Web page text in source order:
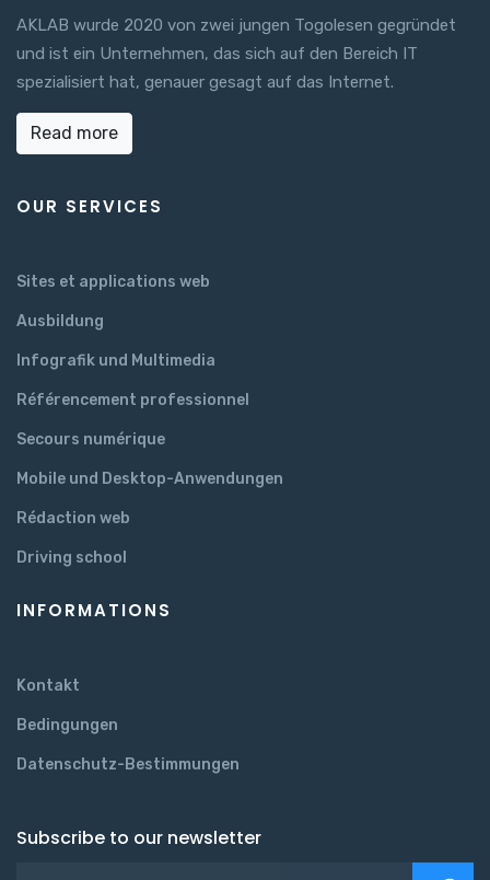
AKLAB wurde 2020 von zwei jungen Togolesen gegründet
und ist ein Unternehmen, das sich auf den Bereich IT
spezialisiert hat, genauer gesagt auf das Internet.
Read more
OUR SERVICES
Sites et applications web
Ausbildung
Infografik und Multimedia
Référencement professionnel
Secours numérique
Mobile und Desktop-Anwendungen
Rédaction web
Driving school
INFORMATIONS
Kontakt
Bedingungen
Datenschutz-Bestimmungen
Subscribe to our newsletter